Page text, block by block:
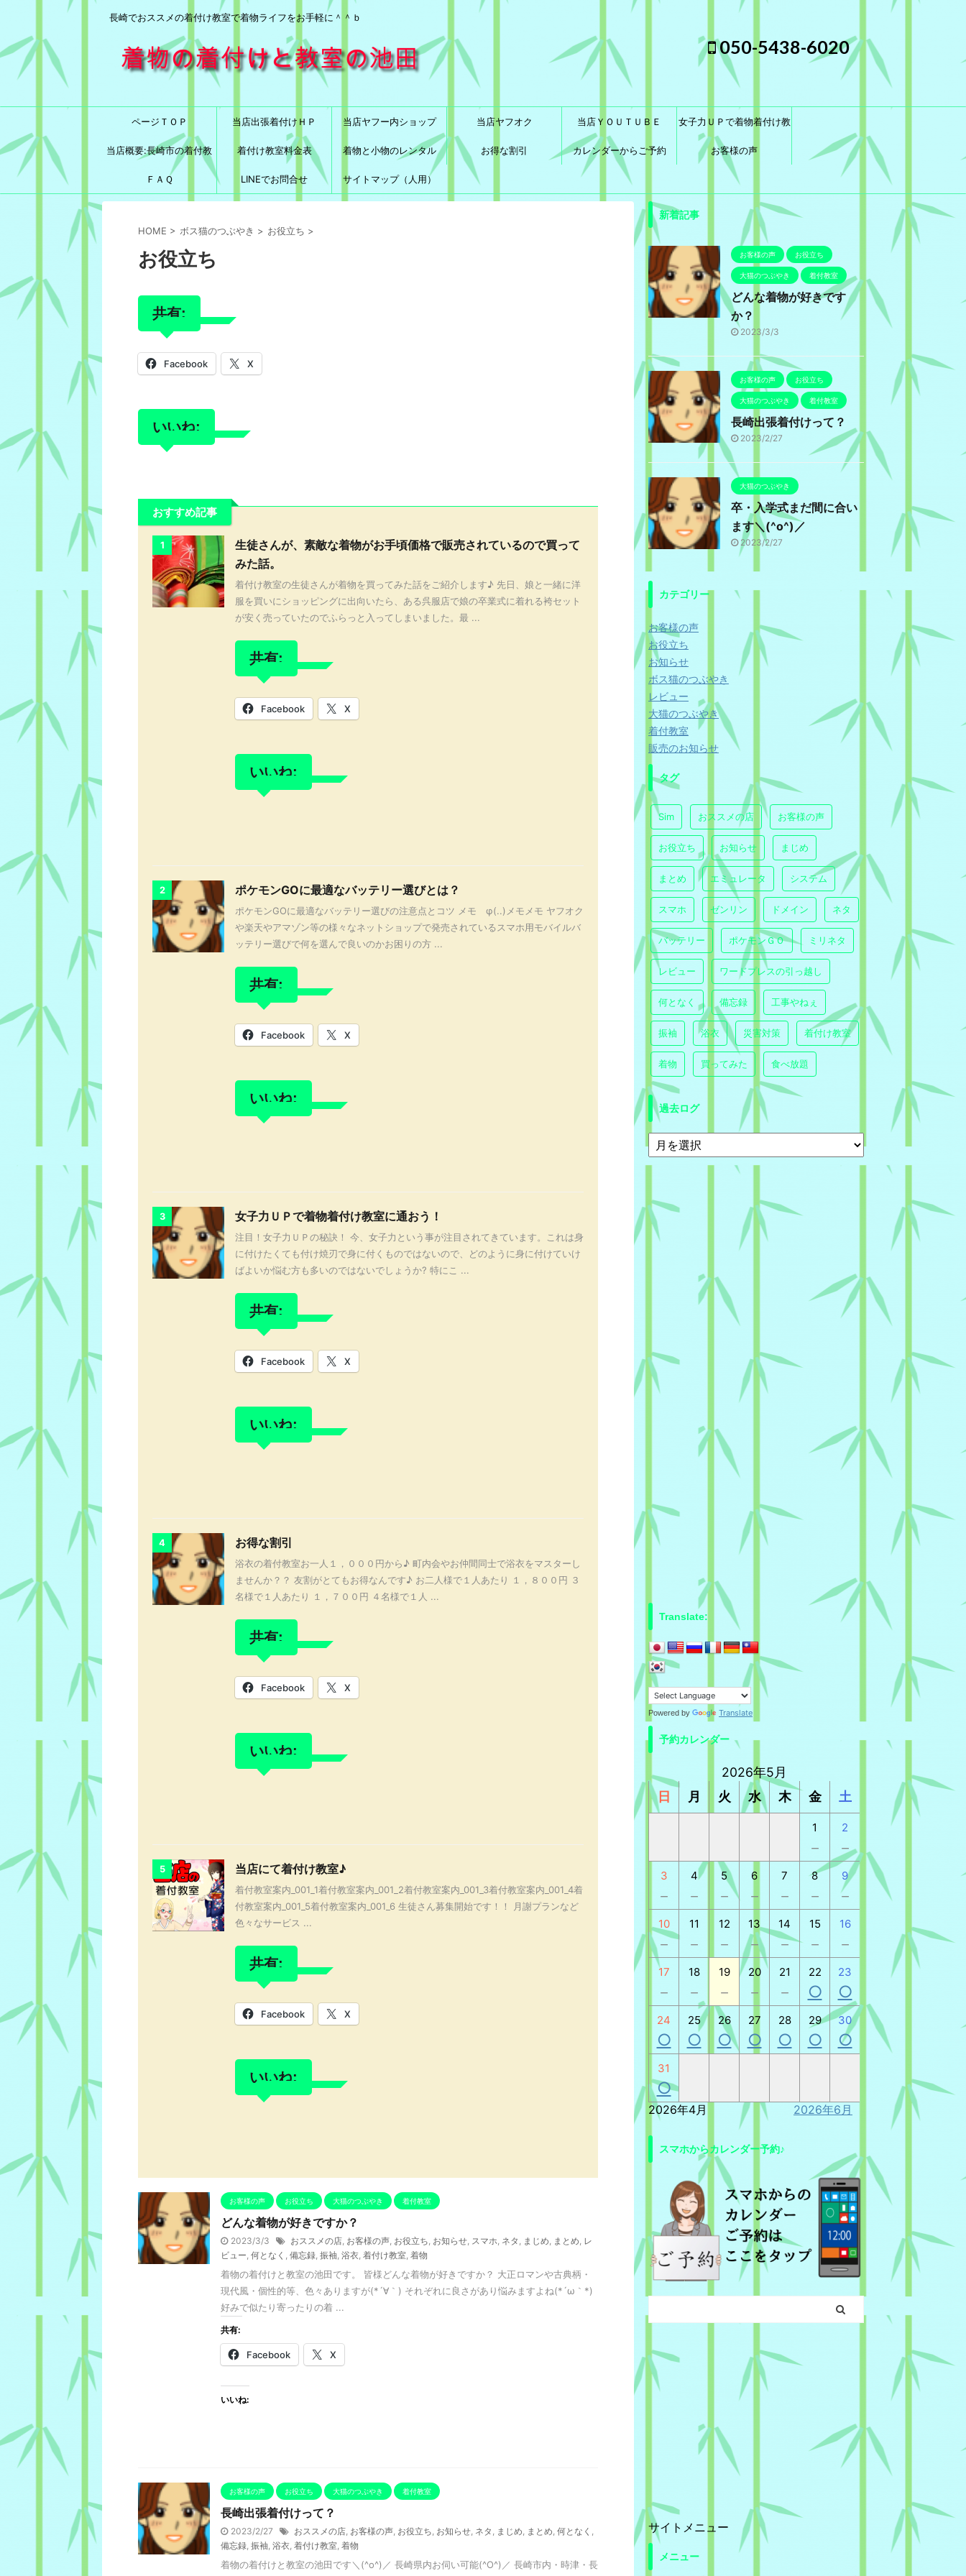
長崎でおススメの着付け教室で着物ライフをお手軽に＾＾ｂ
050-5438-6020
ページＴＯＰ 当店出張着付けＨＰ 当店ヤフー内ショップ 当店ヤフオク 当店ＹＯＵＴＵＢＥ 女子力ＵＰで着物着付け教
室に通おう！
当店概要:長崎市の着付教
室と言えば！
着付け教室料金表 着物と小物のレンタル お得な割引 カレンダーからご予約 お客様の声
ＦＡＱ LINEでお問合せ サイトマップ（人用）
HOME > ボス猫のつぶやき > お役立ち >
お役立ち
共有:
Facebook X
いいね:
おすすめ記事
1
生徒さんが、素敵な着物がお手頃価格で販売されているので買って
みた話。
着付け教室の生徒さんが着物を買ってみた話をご紹介します♪ 先日、娘と一緒に洋
服を買いにショッピングに出向いたら、ある呉服店で娘の卒業式に着れる袴セット
が安く売っていたのでふらっと入ってしまいました。最 ...
共有:
Facebook X
いいね:
2 ポケモンGOに最適なバッテリー選びとは？
ポケモンGOに最適なバッテリー選びの注意点とコツ メモ φ(..)メモメモ ヤフオク
や楽天やアマゾン等の様々なネットショップで発売されているスマホ用モバイルバ
ッテリー選びで何を選んで良いのかお困りの方 ...
共有:
Facebook X
いいね:
3 女子力ＵＰで着物着付け教室に通おう！
注目！女子力ＵＰの秘訣！ 今、女子力という事が注目されてきています。これは身
に付けたくても付け焼刃で身に付くものではないので、どのように身に付けていけ
ばよいか悩む方も多いのではないでしょうか? 特にこ ...
共有:
Facebook X
いいね:
4 お得な割引
浴衣の着付教室お一人１，０００円から♪ 町内会やお仲間同士で浴衣をマスターし
ませんか？？ 友割がとてもお得なんです♪ お二人様で１人あたり １，８００円 ３
名様で１人あたり １，７００円 ４名様で１人 ...
共有:
Facebook X
いいね:
5 当店にて着付け教室♪
着付教室案内_001_1着付教室案内_001_2着付教室案内_001_3着付教室案内_001_4着
付教室案内_001_5着付教室案内_001_6 生徒さん募集開始です！！ 月謝プランなど
色々なサービス ...
共有:
Facebook X
いいね:
お客様の声 お役立ち 大猫のつぶやき 着付教室
どんな着物が好きですか？
2023/3/3 おススメの店 お客様の声 お役立ち お知らせ スマホ ネタ まじめ まとめ レ
ビュー 何となく 備忘録 振袖 浴衣 着付け教室 着物
着物の着付けと教室の池田です。 皆様どんな着物が好きですか？ 大正ロマンや古典柄・
現代風・個性的等、色々ありますが(*´∀｀) それぞれに良さがあり悩みますよね(*´ω｀*)
好みで似たり寄ったりの着 ...
共有:
Facebook X
いいね:
お客様の声 お役立ち 大猫のつぶやき 着付教室
長崎出張着付けって？
2023/2/27 おススメの店 お客様の声 お役立ち お知らせ ネタ まじめ まとめ 何となく
備忘録 振袖 浴衣 着付け教室 着物
着物の着付けと教室の池田です＼(^o^)／ 長崎県内お伺い可能(^O^)／ 長崎市内・時津・長
新着記事
お客様の声 お役立ち
大猫のつぶやき 着付教室
どんな着物が好きです
か？
2023/3/3
お客様の声 お役立ち
大猫のつぶやき 着付教室
長崎出張着付けって？
2023/2/27
大猫のつぶやき
卒・入学式まだ間に合い
ます＼(^o^)／
2023/2/27
カテゴリー
お客様の声
お役立ち
お知らせ
ボス猫のつぶやき
レビュー
大猫のつぶやき
着付教室
販売のお知らせ
タグ
Sim おススメの店 お客様の声
お役立ち お知らせ まじめ
まとめ エミュレータ システム
スマホ ゼンリン ドメイン ネタ
バッテリー ポケモンＧＯ ミリネタ
レビュー ワードプレスの引っ越し
何となく 備忘録 工事やねぇ
振袖 浴衣 災害対策 着付け教室
着物 買ってみた 食べ放題
過去ログ
Translate:
Powered by Translate
予約カレンダー
2026年5月
日
月 火 水 木 金 土
1
－
2
－
3
－
4
－
5
－
6
－
7
－
8
－
9
－
10
－
11
－
12
－
13
－
14
－
15
－
16
－
17
－
18
－
19
－
20
－
21
－
22
○
23
○
24
○
25
○
26
○
27
○
28
○
29
○
30
○
31
○
2026年4月 2026年6月
スマホからカレンダー予約♪
サイトメニュー
メニュー